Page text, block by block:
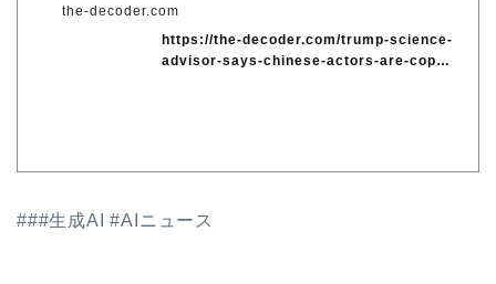
the-decoder.com
https://the-decoder.com/trump-science-
advisor-says-chinese-actors-are-copyi
###生成AI #AIニュース